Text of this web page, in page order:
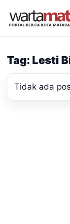
Tag: Lesti
Tidak ada